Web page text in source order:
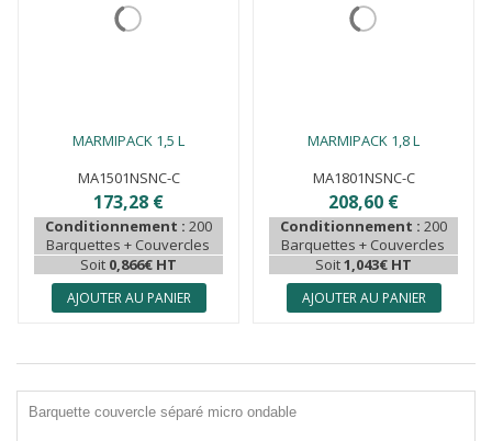
MARMIPACK 1,5 L
MA1501NSNC-C
173,28 €
Conditionnement : 200
Barquettes + Couvercles
Soit 0,866€ HT
AJOUTER AU PANIER
MARMIPACK 1,8 L
MA1801NSNC-C
208,60 €
Conditionnement : 200
Barquettes + Couvercles
Soit1,043€ HT
AJOUTER AU PANIER
Barquette couvercle séparé micro ondable